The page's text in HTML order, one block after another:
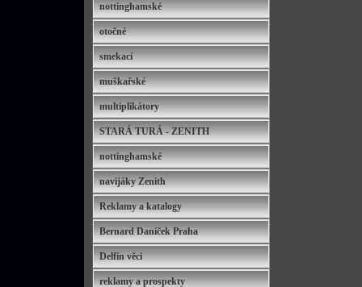
nottinghamské
otočné
smekací
muškařské
multiplikátory
STARÁ TURÁ - ZENITH
nottinghamské
navijáky Zenith
Reklamy a katalogy
Bernard Daníček Praha
Delfín věci
reklamy a prospekty